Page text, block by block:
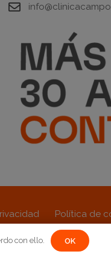
Política de
con ello. OK